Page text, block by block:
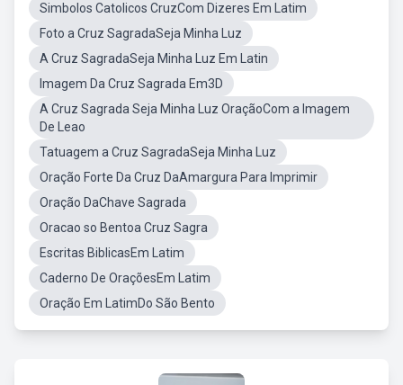
Simbolos Catolicos CruzCom Dizeres Em Latim
Foto a Cruz SagradaSeja Minha Luz
A Cruz SagradaSeja Minha Luz Em Latin
Imagem Da Cruz Sagrada Em3D
A Cruz Sagrada Seja Minha Luz OraçãoCom a Imagem
De Leao
Tatuagem a Cruz SagradaSeja Minha Luz
Oração Forte Da Cruz DaAmargura Para Imprimir
Oração DaChave Sagrada
Oracao so Bentoa Cruz Sagra
Escritas BiblicasEm Latim
Caderno De OraçõesEm Latim
Oração Em LatimDo São Bento